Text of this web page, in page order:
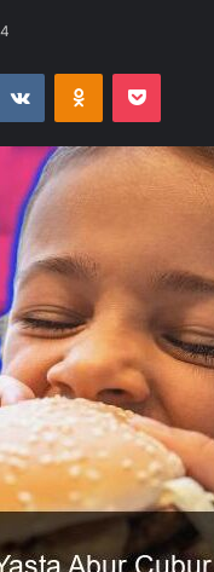
VKontakteOdnoklassniki
Pocket